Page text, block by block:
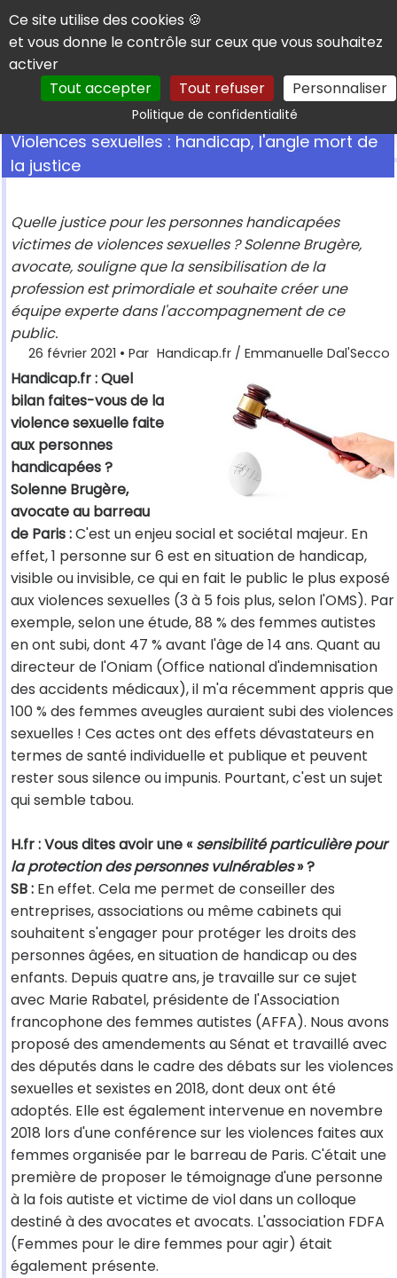
Panneau de gestion des cookies
Ce site utilise des cookies 🍪
et vous donne le contrôle sur ceux que vous souhaitez
activer
Tout accepter
Tout refuser Personnaliser
Politique de confidentialitéRechercher
Violences sexuelles : handicap, l'angle mort de
la justice
Quelle justice pour les personnes handicapées
victimes de violences sexuelles ? Solenne Brugère,
avocate, souligne que la sensibilisation de la
profession est primordiale et souhaite créer une
équipe experte dans l'accompagnement de ce
public.
26 février 2021 • Par Handicap.fr / Emmanuelle Dal'Secco
Handicap.fr : Quel
bilan faites-vous de la
violence sexuelle faite
aux personnes
handicapées ?
Solenne Brugère,
avocate au barreau
de Paris :C'est un enjeu social et sociétal majeur. En
effet, 1 personne sur 6 est en situation de handicap,
visible ou invisible, ce qui en fait le public le plus exposé
aux violences sexuelles (3 à 5 fois plus, selon l'OMS). Par
exemple, selon une étude, 88 % des femmes autistes
en ont subi, dont 47 % avant l'âge de 14 ans. Quant au
directeur de l'Oniam (Office national d'indemnisation
des accidents médicaux), il m'a récemment appris que
100 % des femmes aveugles auraient subi des violences
sexuelles ! Ces actes ont des effets dévastateurs en
termes de santé individuelle et publique et peuvent
rester sous silence ou impunis. Pourtant, c'est un sujet
qui semble tabou.
H.fr : Vous dites avoir une «sensibilité particulière pour
la protection des personnes vulnérables» ?
SB : En effet. Cela me permet de conseiller des
entreprises, associations ou même cabinets qui
souhaitent s'engager pour protéger les droits des
personnes âgées, en situation de handicap ou des
enfants. Depuis quatre ans, je travaille sur ce sujet
avec Marie Rabatel, présidente de l'Association
francophone des femmes autistes (AFFA). Nous avons
proposé des amendements au Sénat et travaillé avec
des députés dans le cadre des débats sur les violences
sexuelles et sexistes en 2018, dont deux ont été
adoptés. Elle est également intervenue en novembre
2018 lors d'une conférence sur les violences faites aux
femmes organisée par le barreau de Paris. C'était une
première de proposer le témoignage d'une personne
à la fois autiste et victime de viol dans un colloque
destiné à des avocates et avocats. L'association FDFA
(Femmes pour le dire femmes pour agir) était
également présente.